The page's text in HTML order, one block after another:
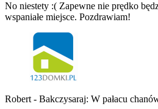
No niestety :( Zapewne nie prędko
wspaniałe miejsce. Pozdrawiam!
Robert - Bakczysaraj: W pałacu